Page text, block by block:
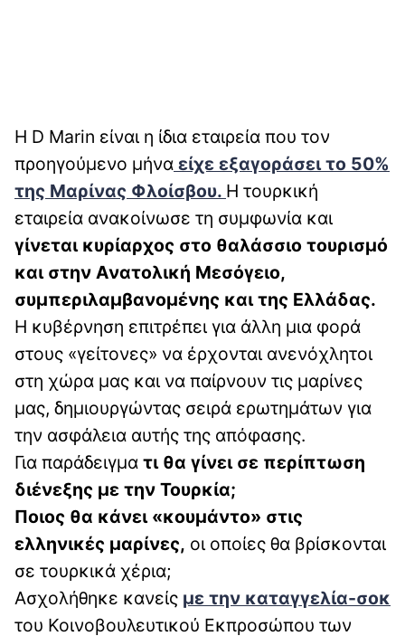
H D Marin είναι η ίδια εταιρεία που τον
προηγούμενο μήνα είχε εξαγοράσει το 50%
της Μαρίνας Φλοίσβου. Η τουρκική
εταιρεία ανακοίνωσε τη συμφωνία και
γίνεται κυρίαρχος στο θαλάσσιο τουρισμό
και στην Ανατολική Μεσόγειο,
συμπεριλαμβανομένης και της Ελλάδας.
Η κυβέρνηση επιτρέπει για άλλη μια φορά
στους «γείτονες» να έρχονται ανενόχλητοι
στη χώρα μας και να παίρνουν τις μαρίνες
μας, δημιουργώντας σειρά ερωτημάτων για
την ασφάλεια αυτής της απόφασης.
Για παράδειγμα τι θα γίνει σε περίπτωση
διένεξης με την Τουρκία;
Ποιος θα κάνει «κουμάντο» στις
ελληνικές μαρίνες, οι οποίες θα βρίσκονται
σε τουρκικά χέρια;
Ασχολήθηκε κανείς με την καταγγελία-σοκ
του Κοινοβουλευτικού Εκπροσώπου των